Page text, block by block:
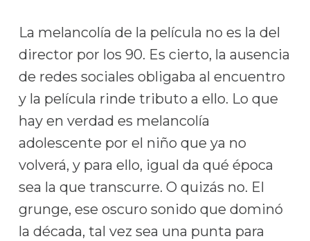
La melancolía de la película no es la del
director por los 90. Es cierto, la ausencia
de redes sociales obligaba al encuentro
y la película rinde tributo a ello. Lo que
hay en verdad es melancolía
adolescente por el niño que ya no
volverá, y para ello, igual da qué época
sea la que transcurre. O quizás no. El
grunge, ese oscuro sonido que dominó
la década, tal vez sea una punta para